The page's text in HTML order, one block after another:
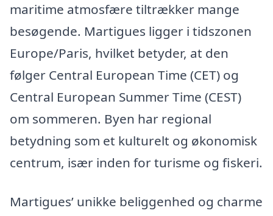
maritime atmosfære tiltrækker mange
besøgende. Martigues ligger i tidszonen
Europe/Paris, hvilket betyder, at den
følger Central European Time (CET) og
Central European Summer Time (CEST)
om sommeren. Byen har regional
betydning som et kulturelt og økonomisk
centrum, især inden for turisme og fiskeri.
Martigues’ unikke beliggenhed og charme